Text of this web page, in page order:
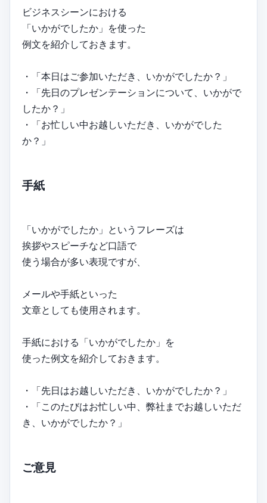
ビジネスシーンにおける
「いかがでしたか」を使った
例文を紹介しておきます。
・「本日はご参加いただき、いかがでしたか？」
・「先日のプレゼンテーションについて、いかがで
したか？」
・「お忙しい中お越しいただき、いかがでした
か？」
手紙
「いかがでしたか」というフレーズは
挨拶やスピーチなど口語で
使う場合が多い表現ですが、
メールや手紙といった
文章としても使用されます。
手紙における「いかがでしたか」を
使った例文を紹介しておきます。
・「先日はお越しいただき、いかがでしたか？」
・「このたびはお忙しい中、弊社までお越しいただ
き、いかがでしたか？」
ご意見